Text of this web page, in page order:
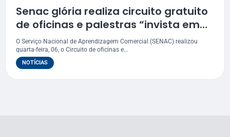
Senac glória realiza circuito gratuito
de oficinas e palestras “invista em
você, faça Senac”
O Serviço Nacional de Aprendizagem Comercial (SENAC) realizou
quarta-feira, 06, o Circuito de oficinas e...
NOTÍCIAS